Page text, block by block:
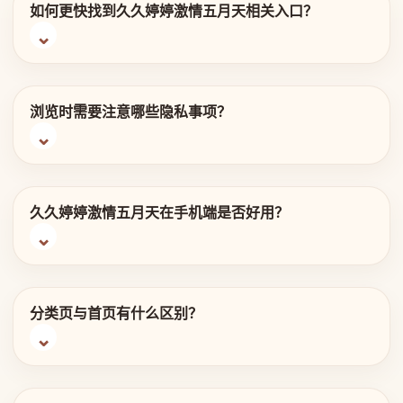
如何更快找到久久婷婷激情五月天相关入口？
浏览时需要注意哪些隐私事项？
久久婷婷激情五月天在手机端是否好用？
分类页与首页有什么区别？